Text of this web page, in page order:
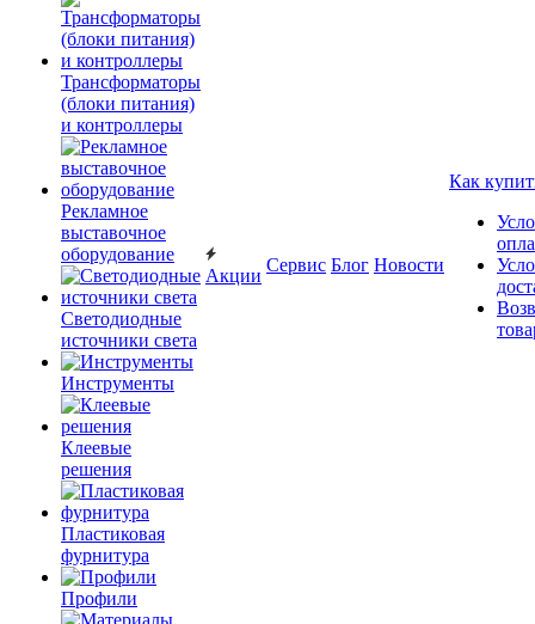
Трансформаторы
(блоки питания)
и контроллеры
Рекламное
выставочное
оборудование
Светодиодные
источники света
Инструменты
Клеевые
решения
Пластиковая
фурнитура
Профили
Акции
Сервис Блог Новости
Как